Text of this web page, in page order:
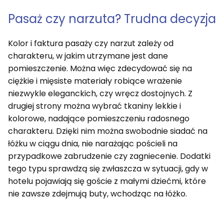
Pasaż czy narzuta? Trudna decyzja
Kolor i faktura pasaży czy narzut zależy od
charakteru, w jakim utrzymane jest dane
pomieszczenie. Można więc zdecydować się na
ciężkie i mięsiste materiały robiące wrażenie
niezwykle eleganckich, czy wręcz dostojnych. Z
drugiej strony można wybrać tkaniny lekkie i
kolorowe, nadające pomieszczeniu radosnego
charakteru. Dzięki nim można swobodnie siadać na
łóżku w ciągu dnia, nie narażając pościeli na
przypadkowe zabrudzenie czy zagniecenie. Dodatki
tego typu sprawdzą się zwłaszcza w sytuacji, gdy w
hotelu pojawiają się goście z małymi dziećmi, które
nie zawsze zdejmują buty, wchodząc na łóżko.